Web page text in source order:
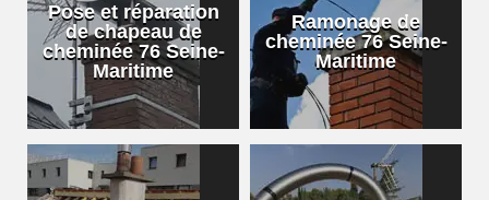
Pose et réparation
de chapeau de
cheminée 76 Seine-
Maritime
Ramonage de
cheminée 76 Seine-
Maritime